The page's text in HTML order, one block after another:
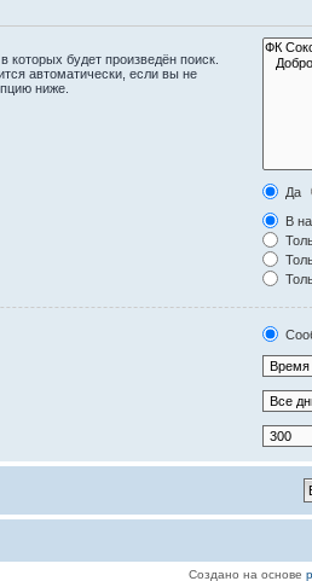
будет произведён поиск.
автоматически, если вы не
ниже.
Да
В
Создано на основе